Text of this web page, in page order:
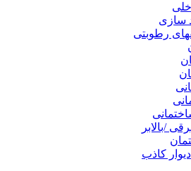
سازی
رطوبتی
/بالابر
کاذب